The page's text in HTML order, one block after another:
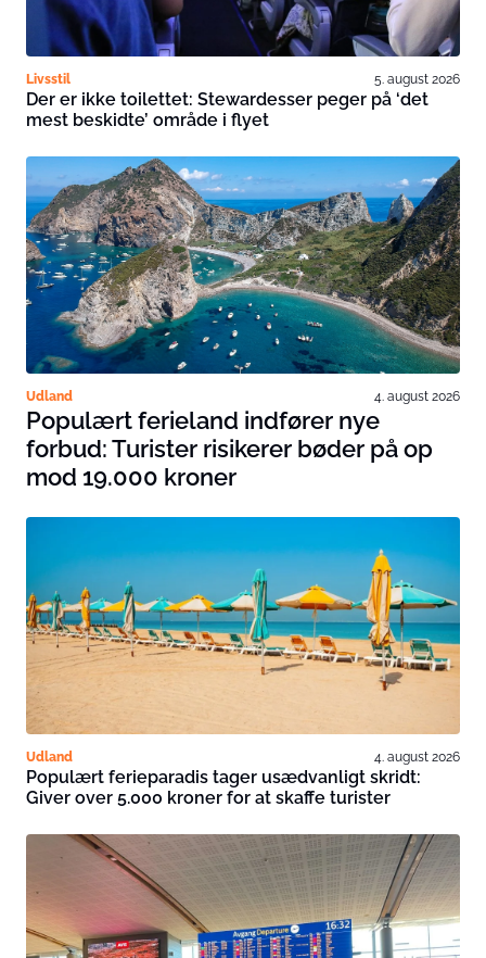
Livsstil 5. august 2026
Der er ikke toilettet: Stewardesser peger på ‘det
mest beskidte’ område i flyet
Udland 4. august 2026
Populært ferieland indfører nye
forbud: Turister risikerer bøder på op
mod 19.000 kroner
Udland 4. august 2026
Populært ferieparadis tager usædvanligt skridt:
Giver over 5.000 kroner for at skaffe turister